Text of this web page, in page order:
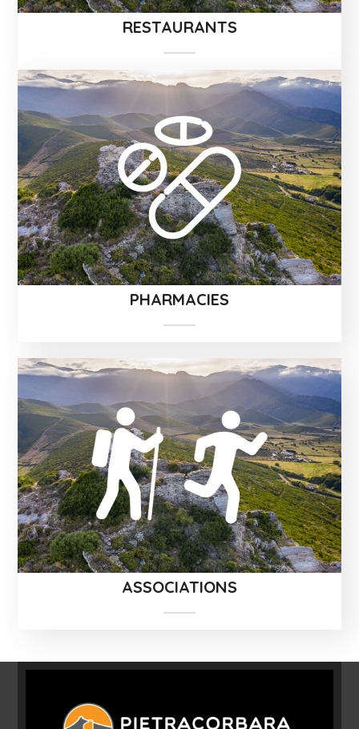
RESTAURANTS
PHARMACIES
ASSOCIATIONS